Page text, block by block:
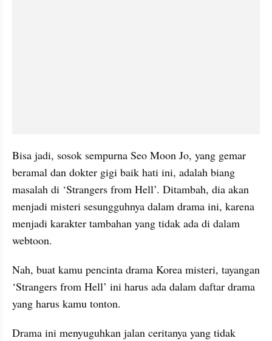
Bisa jadi, sosok sempurna Seo Moon Jo, yang gemar
beramal dan dokter gigi baik hati ini, adalah biang
masalah di ‘Strangers from Hell’. Ditambah, dia akan
menjadi misteri sesungguhnya dalam drama ini, karena
menjadi karakter tambahan yang tidak ada di dalam
webtoon.
Nah, buat kamu pencinta drama Korea misteri, tayangan
‘Strangers from Hell’ ini harus ada dalam daftar drama
yang harus kamu tonton.
Drama ini menyuguhkan jalan ceritanya yang tidak